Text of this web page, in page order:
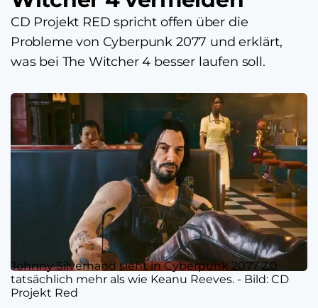
CD Projekt RED spricht offen über die
Probleme von Cyberpunk 2077 und erklärt,
was bei The Witcher 4 besser laufen soll.
Johnny Silverhand sieht in Cyberpunk 2077 2.0
tatsächlich mehr als wie Keanu Reeves. - Bild: CD
Projekt Red